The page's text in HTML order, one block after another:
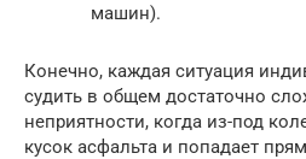
машин).
Конечно, каждая ситуация
судить в общем достаточно
неприятности, когда из-под
кусок асфальта и попадает